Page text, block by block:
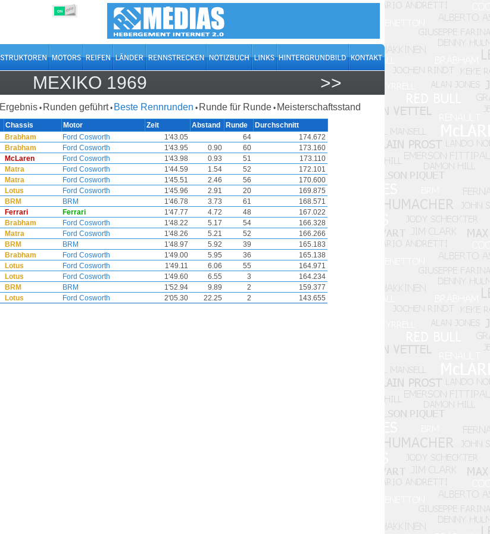
ON OFF
MEXIKO 1969 >>
Ergebnis • Runden geführt • Beste Rennrunden • Runde für Runde • Meisterschaftsstand
Chassis Motor Zeit Abstand Runde
Durchschnitt
Brabham Ford Cosworth 1'43.05 64
174.672
Brabham Ford Cosworth 1'43.95 0.90 60
173.160
McLaren Ford Cosworth 1'43.98 0.93 51
173.110
Matra Ford Cosworth 1'44.59 1.54 52
172.101
Matra Ford Cosworth 1'45.51 2.46 56
170.600
Lotus Ford Cosworth 1'45.96 2.91 20
169.875
BRM BRM 1'46.78 3.73 61
168.571
Ferrari Ferrari 1'47.77 4.72 48
167.022
Brabham Ford Cosworth 1'48.22 5.17 54
166.328
Matra Ford Cosworth 1'48.26 5.21 52
166.266
BRM BRM 1'48.97 5.92 39
165.183
Brabham Ford Cosworth 1'49.00 5.95 36
165.138
Lotus Ford Cosworth 1'49.11 6.06 55
164.971
Lotus Ford Cosworth 1'49.60 6.55 3
164.234
BRM BRM 1'52.94 9.89 2
159.377
Lotus Ford Cosworth 2'05.30 22.25 2 143.655